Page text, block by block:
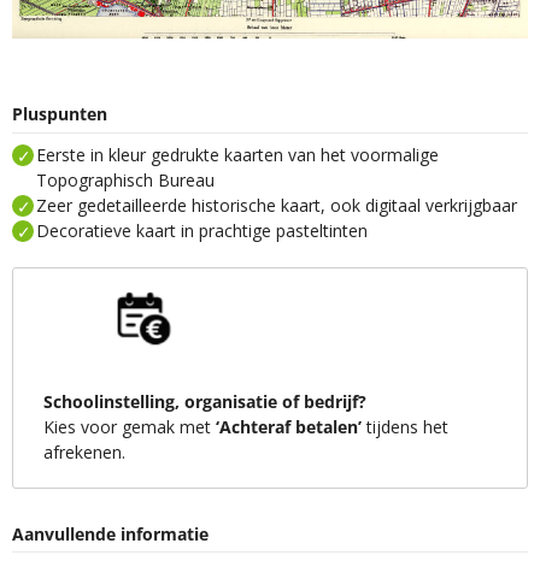
Pluspunten
Eerste in kleur gedrukte kaarten van het voormalige
Topographisch Bureau
Zeer gedetailleerde historische kaart, ook digitaal verkrijgbaar
Decoratieve kaart in prachtige pasteltinten
Schoolinstelling, organisatie of bedrijf?
Kies voor gemak met ‘Achteraf betalen’tijdens het
afrekenen.
Aanvullende informatie